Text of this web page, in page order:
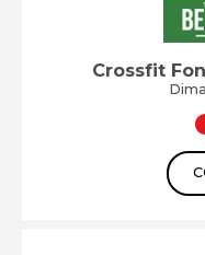
Crossfit